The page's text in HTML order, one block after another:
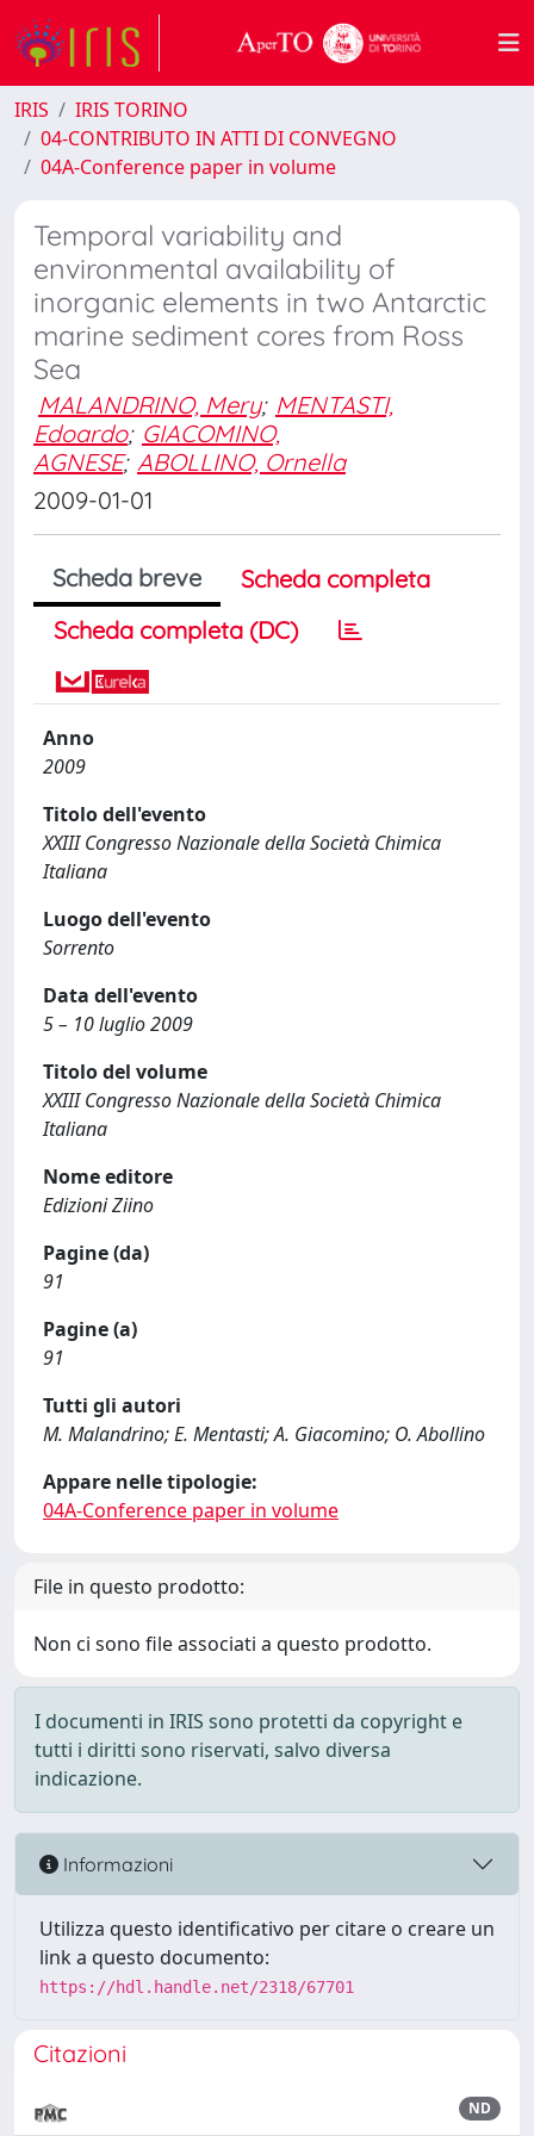
IRIS
IRIS TORINO
04-CONTRIBUTO IN ATTI DI CONVEGNO
04A-Conference paper in volume
Temporal variability and
environmental availability of
inorganic elements in two Antarctic
marine sediment cores from Ross
Sea
MALANDRINO, Mery; MENTASTI,
Edoardo; GIACOMINO,
AGNESE; ABOLLINO, Ornella
2009-01-01
Scheda breve
Scheda completa
Scheda completa (DC)
Anno
2009
Titolo dell'evento
XXIII Congresso Nazionale della Società Chimica
Italiana
Luogo dell'evento
Sorrento
Data dell'evento
5 – 10 luglio 2009
Titolo del volume
XXIII Congresso Nazionale della Società Chimica
Italiana
Nome editore
Edizioni Ziino
Pagine (da)
91
Pagine (a)
91
Tutti gli autori
M. Malandrino; E. Mentasti; A. Giacomino; O. Abollino
Appare nelle tipologie:
04A-Conference paper in volume
File in questo prodotto:
Non ci sono file associati a questo prodotto.
I documenti in IRIS sono protetti da copyright e
tutti i diritti sono riservati, salvo diversa
indicazione.
Informazioni
Utilizza questo identificativo per citare o creare un
link a questo documento:
https://hdl.handle.net/2318/67701
Citazioni
ND